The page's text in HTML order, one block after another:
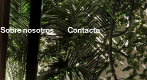
Sobre nosotros Contacto